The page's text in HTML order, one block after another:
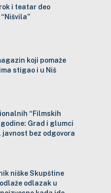
i teatar deo
koji pomaže
stigao i u Niš
“Filmskih
Grad i glumci
javnost bez odgovora
niške Skupštine
odlazak u